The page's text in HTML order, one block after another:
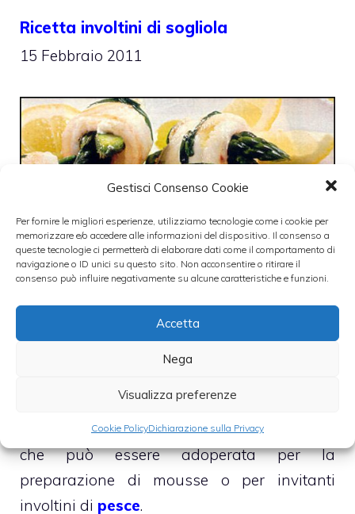
Gestisci Consenso Cookie
Per fornire le migliori esperienze, utilizziamo tecnologie come i cookie per
memorizzare e/o accedere alle informazioni del dispositivo. Il consenso a
queste tecnologie ci permetterà di elaborare dati come il comportamento di
navigazione o ID unici su questo sito. Non acconsentire o ritirare il
consenso può influire negativamente su alcune caratteristiche e funzioni.
Accetta
Nega
Visualizza preferenze
Cookie PolicyDichiarazione sulla Privacy
Ricetta involtini di sogliola
15 Febbraio 2011
è pesce molto apprezzato in
cucina per il gusto delicato della sua carne
che può essere adoperata per la
preparazione di mousse o per invitanti
involtini di pesce.